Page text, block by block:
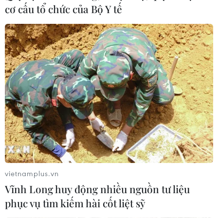
Phép thử sức chống chịu của kinh tế
ASEAN
07/08/2026 12:35
Thuế polysilicon: Doanh nghiệp Hàn
Quốc tại Mỹ có lợi thế
07/08/2026 12:17
Tầm nhìn bán dẫn của Malaysia: Đi
từ thế mạnh sẵn có lên nấc thang giá
trị cao
07/08/2026 11:51
Đồng Nai cần chuyển dịch thu hút
cơ cấu tổ chức của Bộ Y tế
vietnamplus.vn
Vĩnh Long huy động nhiều nguồn tư liệu
phục vụ tìm kiếm hài cốt liệt sỹ